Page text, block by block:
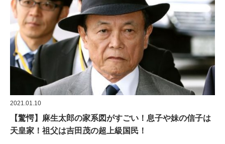
2021.01.10
【驚愕】麻生太郎の家系図がすごい！息子や妹の信子は
天皇家！祖父は吉田茂の超上級国民！